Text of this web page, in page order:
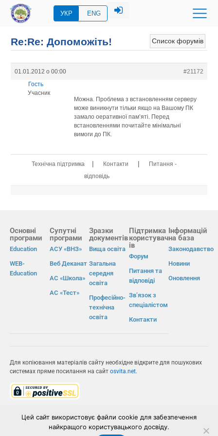
УКР ENG
Список форумів
Re:Re: Допоможіть!
01.01.2012 о 00:00
#21172
Гость
Учасник
Можна. Проблема з встановленням серверу
може виникнути тільки якщо на Вашому ПК
замало оеративної пам’яті. Перед
встановленнями почитайте мінімальні
вимоги до ПК.
Технічна підтримка | Контакти |
Питання -
відповідь
Основні
програми
Education
WEB-
Education
Супутні
програми
АСУ «ВНЗ»
Веб Деканат
АС «Школа»
АС «Тест»
Зразки
документів
Вища освіта
Загальна
середня
освіта
Професійно-
технічна
освіта
Підтримка
користувач
ів
Форум
Питання та
відповіді
Зв’язок з
спеціалістом
Контакти
Інформацій
на база
Законодавство
Новини
Оновлення
Для копіювання матеріалів сайту необхідне відкрите для пошукових
системах пряме посилання на сайт osvita.net.
ІВС «ОСВІТА»
Цей сайт використовує файли cookie для забезпечення
найкращого користувацького досвіду.